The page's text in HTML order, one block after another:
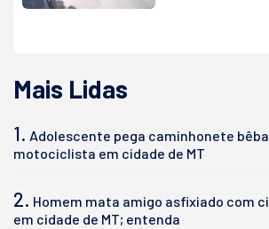
Mais Lidas
1. Adolescente pega caminhonete
motociclista em cidade de MT
2. Homem mata amigo asfixiado com
em cidade de MT; entenda